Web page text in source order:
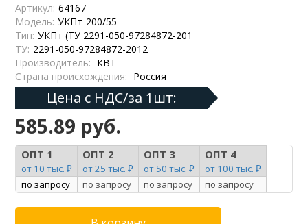
Артикул: 64167
Модель: УКПт-200/55
Тип: УКПт (ТУ 2291-050-97284872-201
ТУ: 2291-050-97284872-2012
Производитель: КВТ
Страна происхождения: Россия
Цена с НДС/за 1шт:
585.89 руб.
ОПТ 1
от 10 тыс. ₽
ОПТ 2
от 25 тыс. ₽
ОПТ 3
от 50 тыс. ₽
ОПТ 4
от 100 тыс. ₽
по запросу
по запросу по запросу по запросу